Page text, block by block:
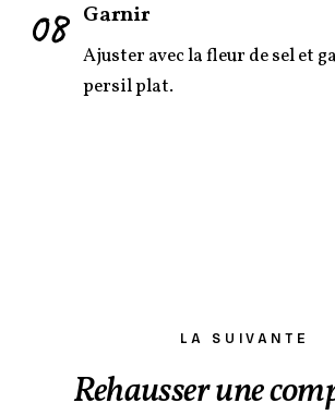
08 Garnir
Ajuster avec la fleur de sel et
persil plat.
LA SUIVANTE
Rehausser une